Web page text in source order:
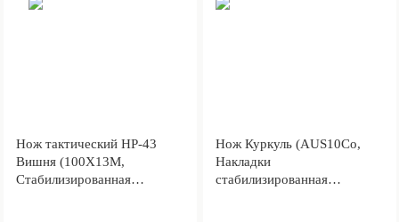
Нож тактический НР-43
Вишня (100Х13М,
Стабилизированная
Нож Куркуль (AUS10Co,
Накладки
стабилизированная